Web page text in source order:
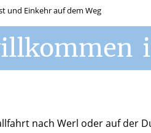
und Einkehr auf dem Weg
nach Werl oder auf der